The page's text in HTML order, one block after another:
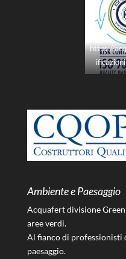
https://
Ambiente e Paesaggio
Acquafert divisione
aree verdi.
Al fianco di professionisti
paesaggio.